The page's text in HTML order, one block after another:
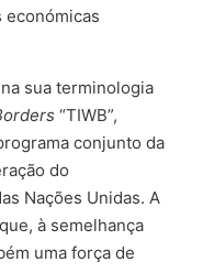
económicas
sua terminologia
“TIWB”,
conjunto da
do
Nações Unidas. A
à semelhança
uma força de